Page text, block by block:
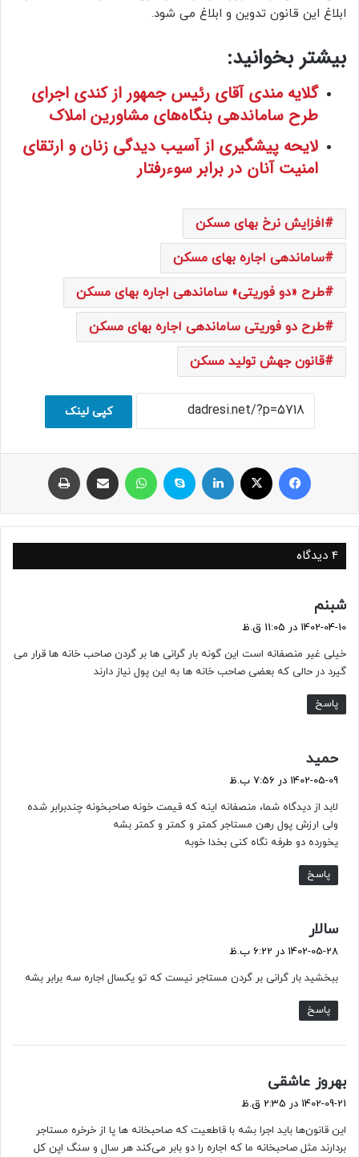
ابلاغ این قانون تدوین و ابلاغ می شود.
بیشتر بخوانید:
گلایه مندی آقای رئیس جمهور از کندی اجرای
طرح ساماندهی بنگاه‌های مشاورین املاک
لایحه پیشگیری از آسیب دیدگی زنان و ارتقای
امنیت آنان در برابر سوءرفتار
افزایش نرخ بهای مسکن
ساماندهی اجاره بهای مسکن
طرح «دو فوریتی» ساماندهی اجاره بهای مسکن
طرح دو فوریتی ساماندهی اجاره بهای مسکن
قانون جهش تولید مسکن
کپی لینک
فیسبوک ایکس لینکداین اسکایپ واتس آپ اشتراک با ایمیل
4 دیدگاه
شبنم
ف
:
1402-04-10 در 11:05 ق.ظ
خیلی غیر منصفانه است این گونه بار گرانی ها بر گردن صاحب خانه ها قرار می
گیرد در حالی که بعضی صاحب خانه ها به این پول نیاز دارند
پاسخ
حمید
ف
:
1402-05-09 در 7:56 ب.ظ
لابد از دیدگاه شما، منصفانه اینه که قیمت خونه صاحبخونه چندبرابر شده
ولی ارزش پول رهن مستاجر کمتر و کمتر و کمتر بشه
یخورده دو طرفه نگاه کنی بخدا خوبه
پاسخ
سالار
ف
:
1402-05-28 در 6:22 ب.ظ
ببخشید بار گرانی بر گردن مستاجر نیست که تو یکسال اجاره سه برابر بشه
پاسخ
بهروز عاشقی
ف
:
1402-09-21 در 2:35 ق.ظ
این قانون‌ها باید اجرا بشه با قاطعیت که صاحبخانه ها پا از خرخره مستاجر
بردارند مثل صاحبخانه ما که اجاره را دو بابر می‌کند هر سال و سنگ اپن کل